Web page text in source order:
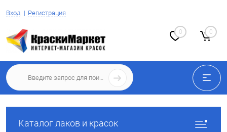
Вход Регистрация
0 0
Каталог лаков и красок